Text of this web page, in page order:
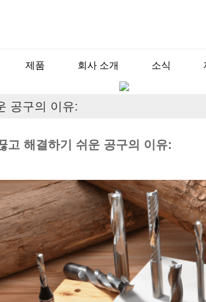
제품 회사 소개 소식
소식
공구의 이유:
고 해결하기 쉬운 공구의 이유: